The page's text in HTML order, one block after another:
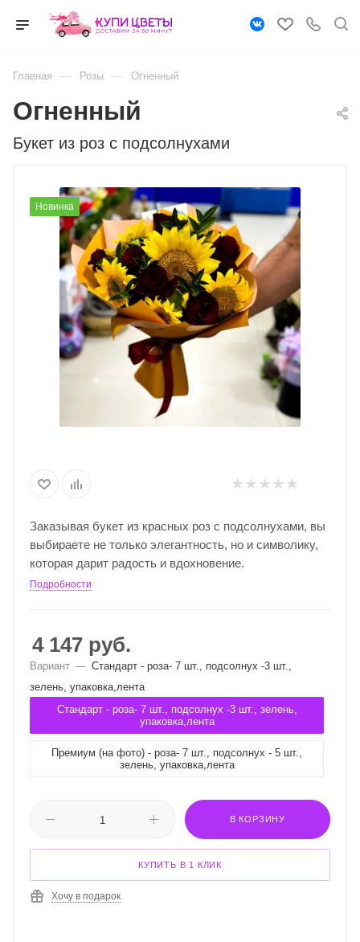
Главная — Розы — Огненный
Букет из роз с подсолнухами
Огненный
Новинка
Заказывая букет из красных роз с подсолнухами, вы
выбираете не только элегантность, но и символику,
которая дарит радость и вдохновение.
Подробности
4 147 руб.
Вариант — Стандарт - роза- 7 шт., подсолнух -3 шт.,
зелень, упаковка,лента
Стандарт - роза- 7 шт., подсолнух -3 шт., зелень,
упаковка,лента
Премиум (на фото) - роза- 7 шт., подсолнух - 5 шт.,
зелень, упаковка,лента
В КОРЗИНУ
КУПИТЬ В 1 КЛИК
Хочу в подарок